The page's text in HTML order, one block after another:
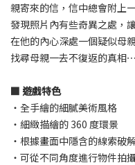
親寄來的信，信中總會附上
發現照片內有些奇異之處，
在他的內心深處一個疑似母
找尋母親一去不復返的真
■ 遊戲特色
・全手繪的細膩美術風格
・細緻描繪的 360 度環景
・根據畫面中隱含的線索破
・可從不同角度進行物件拍